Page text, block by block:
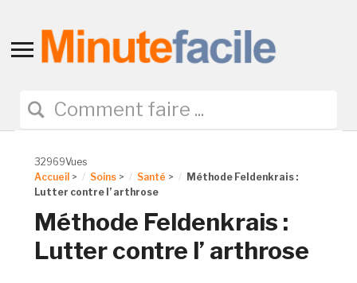
Toggle
navigation
32969Vues
Accueil > Soins > Santé >
Méthode Feldenkrais :
Lutter contre l’ arthrose
Méthode Feldenkrais :
Lutter contre l’ arthrose